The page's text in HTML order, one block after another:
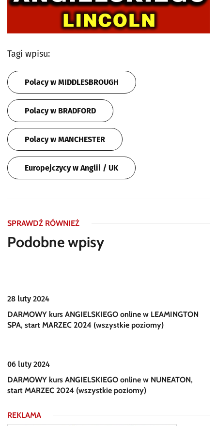
Tagi wpisu:
Polacy w MIDDLESBROUGH
Polacy w BRADFORD
Polacy w MANCHESTER
Europejczycy w Anglii / UK
SPRAWDŹ RÓWNIEŻ
Podobne wpisy
28 luty 2024
DARMOWY kurs ANGIELSKIEGO online w LEAMINGTON
SPA, start MARZEC 2024 (wszystkie poziomy)
06 luty 2024
DARMOWY kurs ANGIELSKIEGO online w NUNEATON,
start MARZEC 2024 (wszystkie poziomy)
REKLAMA